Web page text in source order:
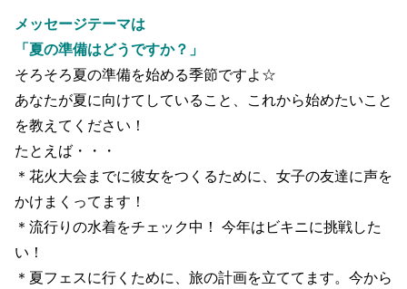
メッセージテーマは
「夏の準備はどうですか？」
そろそろ夏の準備を始める季節ですよ☆
あなたが夏に向けてしていること、これから始めたいこと
を教えてください！
たとえば・・・
＊花火大会までに彼女をつくるために、女子の友達に声を
かけまくってます！
＊流行りの水着をチェック中！ 今年はビキニに挑戦した
い！
＊夏フェスに行くために、旅の計画を立ててます。今から